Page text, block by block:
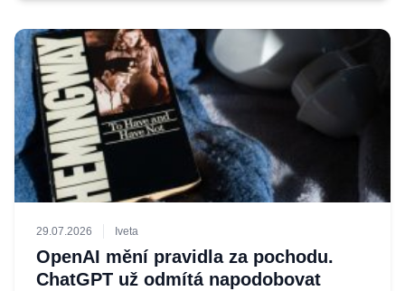
29.07.2026 Iveta
OpenAI mění pravidla za pochodu.
ChatGPT už odmítá napodobovat